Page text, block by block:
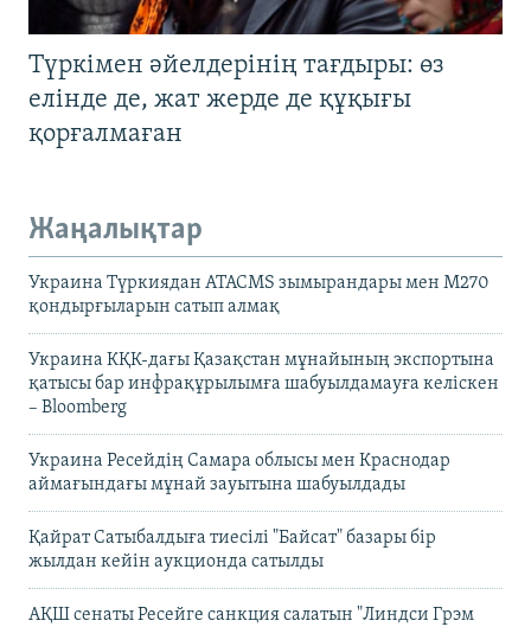
Түркімен әйелдерінің тағдыры: өз
елінде де, жат жерде де құқығы
қорғалмаған
Жаңалықтар
Украина Түркиядан ATACMS зымырандары мен M270
қондырғыларын сатып алмақ
Украина КҚК-дағы Қазақстан мұнайының экспортына
қатысы бар инфрақұрылымға шабуылдамауға келіскен
– Bloomberg
Украина Ресейдің Самара облысы мен Краснодар
аймағындағы мұнай зауытына шабуылдады
Қайрат Сатыбалдыға тиесілі "Байсат" базары бір
жылдан кейін аукционда сатылды
АҚШ сенаты Ресейге санкция салатын "Линдси Грэм